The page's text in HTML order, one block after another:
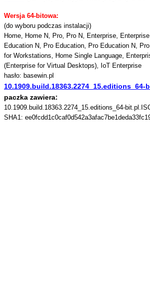
Wersja 64-bitowa:
(do wyboru podczas instalacji)
Home, Home N, Pro, Pro N, Enterprise,
Education N, Pro Education, Pro Education N,
for Workstations, Home Single Language,
(Enterprise for Virtual Desktops), IoT Enterprise
hasło: basewin.pl
10.1909.build.18363.2274_15.editions_64-
paczka zawiera:
10.1909.build.18363.2274_15.editions_64-
SHA1: